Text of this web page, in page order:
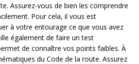
Assurez-vous de bien les comprendre
Pour cela, il vous est
à votre entourage ce que vous avez
également de faire un test
de connaître vos points faibles. À
du Code de la route. Assurez